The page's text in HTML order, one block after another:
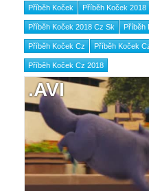
Příběh Koček Příběh Koček 2018
Příběh Koček 2018 Cz Sk Příběh
Příběh Koček Cz Příběh Koček
Příběh Koček Cz 2018
NENÍ
.AVI